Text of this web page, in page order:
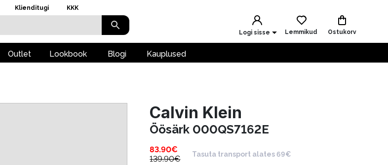
Klienditugi KKK
Logi sisse Lemmikud Ostukorv
Outlet Lookbook Blogi Kauplused
Calvin Klein
Öösärk 000QS7162E
83.90€
139.90€
Tasuta transport alates 69€